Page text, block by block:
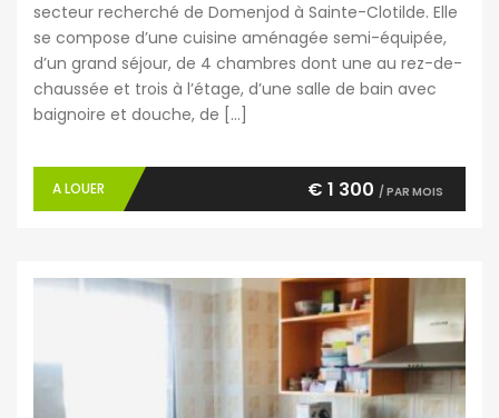
secteur recherché de Domenjod à Sainte-Clotilde. Elle
se compose d’une cuisine aménagée semi-équipée,
d’un grand séjour, de 4 chambres dont une au rez-de-
chaussée et trois à l’étage, d’une salle de bain avec
baignoire et douche, de […]
A LOUER € 1 300 / PAR MOIS